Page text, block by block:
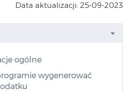
Data aktualizacji: 25-09-2023
ogólne
wygenerować